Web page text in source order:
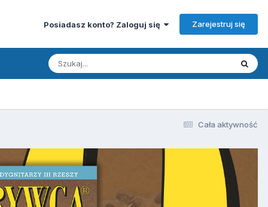
Posiadasz konto? Zaloguj się Zarejestruj się
Cała aktywność